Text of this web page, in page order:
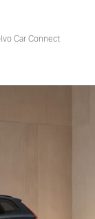
Car Connect